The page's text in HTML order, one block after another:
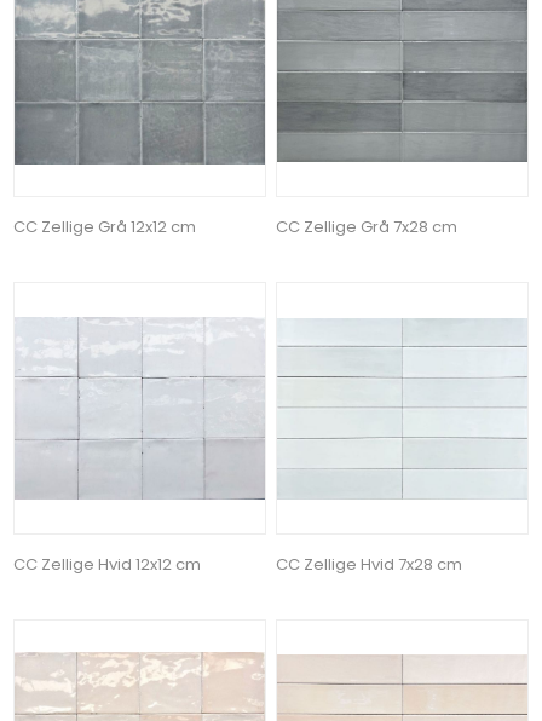
CC Zellige Grå 12x12 cm CC Zellige Grå 7x28 cm
CC Zellige Hvid 12x12 cm CC Zellige Hvid 7x28 cm